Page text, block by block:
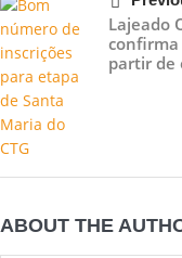
Lajeado
confirma
partir de
ABOUT THE